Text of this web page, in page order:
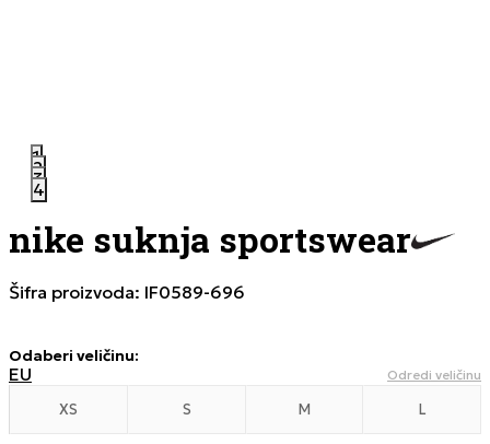
1
2
3
4
nike suknja sportswear
Šifra proizvoda: IF0589-696
Odaberi veličinu:
EU Odredi veličinu
XS S M L